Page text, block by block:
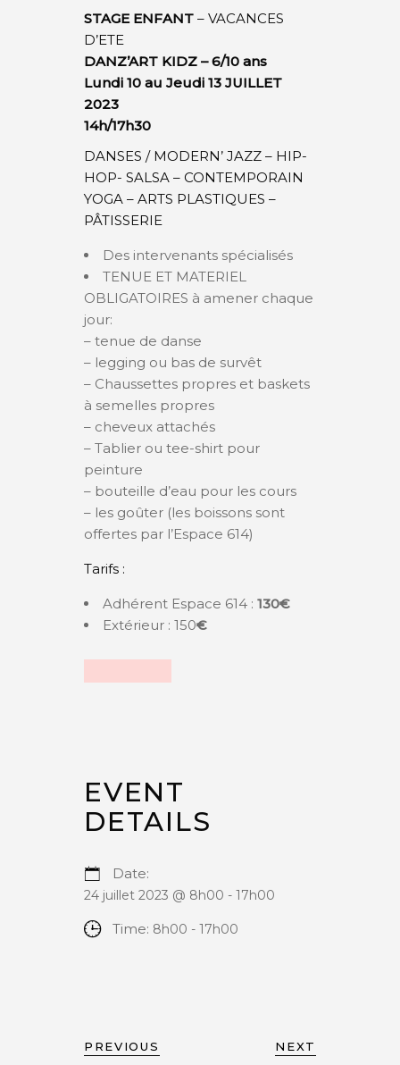
STAGE ENFANT – VACANCES
D’ETE
DANZ’ART KIDZ – 6/10 ans
Lundi 10 au Jeudi 13 JUILLET
2023
14h/17h30
DANSES / MODERN’ JAZZ – HIP-
HOP- SALSA – CONTEMPORAIN
YOGA – ARTS PLASTIQUES –
PÂTISSERIE
Des intervenants spécialisés
TENUE ET MATERIEL
OBLIGATOIRES à amener chaque
jour:
– tenue de danse
– legging ou bas de survêt
– Chaussettes propres et baskets
à semelles propres
– cheveux attachés
– Tablier ou tee-shirt pour
peinture
– bouteille d’eau pour les cours
– les goûter (les boissons sont
offertes par l’Espace 614)
Tarifs :
Adhérent Espace 614 : 130€
Extérieur : 150€
EVENT
DETAILS
Date:
24 juillet 2023 @ 8h00 - 17h00
Time: 8h00 - 17h00
PREVIOUS NEXT